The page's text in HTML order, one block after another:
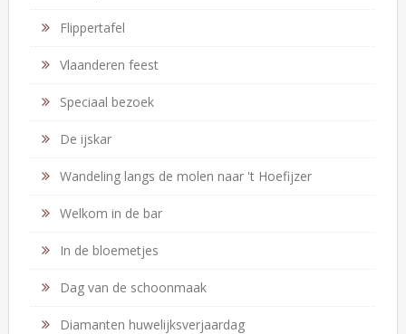
Flippertafel
Vlaanderen feest
Speciaal bezoek
De ijskar
Wandeling langs de molen naar 't Hoefijzer
Welkom in de bar
In de bloemetjes
Dag van de schoonmaak
Diamanten huwelijksverjaardag